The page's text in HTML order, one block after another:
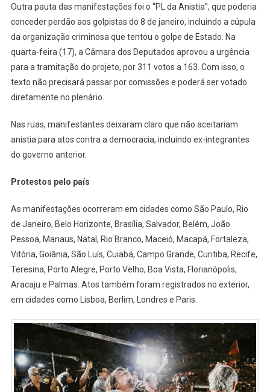
Outra pauta das manifestações foi o “PL da Anistia”, que poderia
conceder perdão aos golpistas do 8 de janeiro, incluindo a cúpula
da organização criminosa que tentou o golpe de Estado. Na
quarta-feira (17), a Câmara dos Deputados aprovou a urgência
para a tramitação do projeto, por 311 votos a 163. Com isso, o
texto não precisará passar por comissões e poderá ser votado
diretamente no plenário.
Nas ruas, manifestantes deixaram claro que não aceitariam
anistia para atos contra a democracia, incluindo ex-integrantes
do governo anterior.
Protestos pelo país
As manifestações ocorreram em cidades como São Paulo, Rio
de Janeiro, Belo Horizonte, Brasília, Salvador, Belém, João
Pessoa, Manaus, Natal, Rio Branco, Maceió, Macapá, Fortaleza,
Vitória, Goiânia, São Luís, Cuiabá, Campo Grande, Curitiba, Recife,
Teresina, Porto Alegre, Porto Velho, Boa Vista, Florianópolis,
Aracaju e Palmas. Atos também foram registrados no exterior,
em cidades como Lisboa, Berlim, Londres e Paris.